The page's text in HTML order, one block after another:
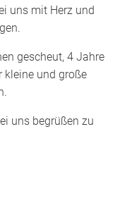
uns mit Herz und
gescheut, 4 Jahre
und große
uns begrüßen zu